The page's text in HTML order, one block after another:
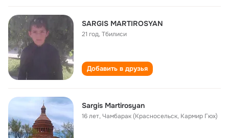
SARGIS MARTIROSYAN
21 год,Тбилиси
Добавить в друзья
Sargis Martirosyan
16 лет,Чамбарак (Красносельск, Кармир Гюх)